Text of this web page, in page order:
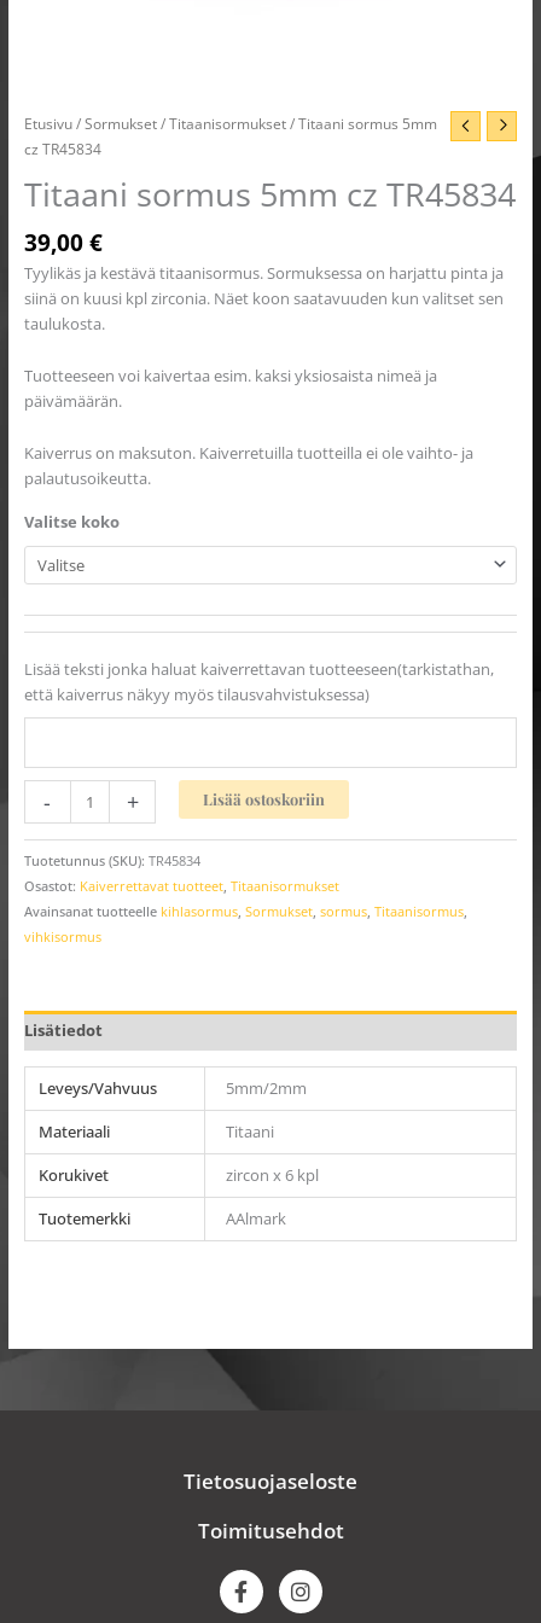
Etusivu/Sormukset/Titaanisormukset/ Titaani sormus 5mm
cz TR45834
Titaani sormus 5mm cz TR45834
39,00€
Tyylikäs ja kestävä titaanisormus. Sormuksessa on harjattu pinta ja
siinä on kuusi kpl zirconia. Näet koon saatavuuden kun valitset sen
taulukosta.
Tuotteeseen voi kaivertaa esim. kaksi yksiosaista nimeä ja
päivämäärän.
Kaiverrus on maksuton. Kaiverretuilla tuotteilla ei ole vaihto- ja
palautusoikeutta.
Valitse koko
Lisää teksti jonka haluat kaiverrettavan tuotteeseen(tarkistathan,
että kaiverrus näkyy myös tilausvahvistuksessa)
- + Lisää ostoskoriin
Tuotetunnus (SKU): TR45834
Osastot: Kaiverrettavat tuotteet, Titaanisormukset
Avainsanat tuotteelle kihlasormus, Sormukset, sormus, Titaanisormus,
vihkisormus
Lisätiedot
Leveys/Vahvuus
5mm/2mm
Materiaali
Titaani
Korukivet
zircon x 6 kpl
Tuotemerkki
AAlmark
Tietosuojaseloste
Toimitusehdot
F
a
I
n